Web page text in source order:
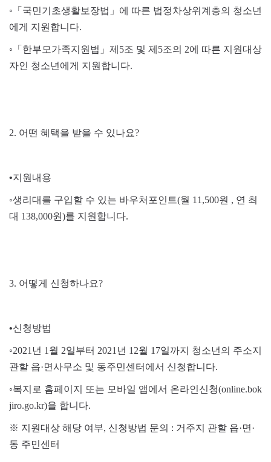
◦「 국민기초생활보장법 」 에 따른 법정차상위계층의 청소년
에게 지원합니다.
◦「 한부모가족지원법 」 제 5조 및 제 5조의 2에 따른 지원대상
자인 청소년에게 지원합니다.
2. 어떤 혜택을 받을 수 있나요?
•지원내용
◦생리대를 구입할 수 있는 바우처포인트(월 11,500원 , 연 최
대 138,000원)를 지원합니다.
3. 어떻게 신청하나요?
•신청방법
◦2021 년 1 월 2일부터 2021 년 12월 17일까지 청소년의 주소지
관할 읍·면사무소 및 동주민센터에서 신청합니다.
◦복지로 홈페이지 또는 모바일 앱에서 온라인신청(online.bok
jiro.go.kr)을 합니다.
※ 지원대상 해당 여부, 신청방법 문의 : 거주지 관할 읍·면 ·
동 주민센터